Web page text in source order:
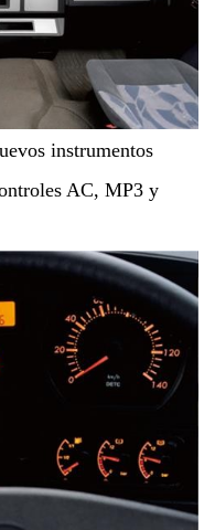
instrumentos
AC, MP3 y